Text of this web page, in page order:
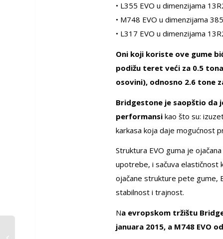
• L355 EVO u dimenzijama
• M748 EVO u dimenzijama
• L317 EVO u dimenzijama
Oni koji koriste ove gume
podižu teret veći za 0.5
osovini), odnosno 2.6 tone
Bridgestone je saopštio da
performansi kao što su:
karkasa koja daje mogućnost
Struktura EVO guma je
upotrebe, i sačuva elastičnost
ojačane strukture pete gume,
stabilnost i trajnost.
Na evropskom tržištu
januara 2015, a M748 EVO